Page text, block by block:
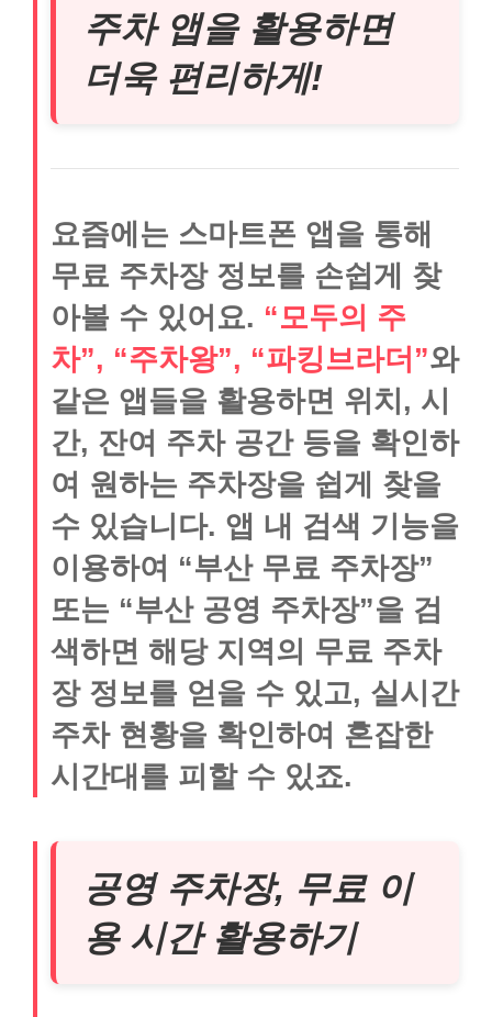
주차 앱을 활용하면
더욱 편리하게!
요즘에는 스마트폰 앱을 통해
무료 주차장 정보를 손쉽게 찾
아볼 수 있어요. “모두의 주
차”, “주차왕”, “파킹브라더”와
같은 앱들을 활용하면 위치, 시
간, 잔여 주차 공간 등을 확인하
여 원하는 주차장을 쉽게 찾을
수 있습니다. 앱 내 검색 기능을
이용하여 “부산 무료 주차장”
또는 “부산 공영 주차장”을 검
색하면 해당 지역의 무료 주차
장 정보를 얻을 수 있고, 실시간
주차 현황을 확인하여 혼잡한
시간대를 피할 수 있죠.
공영 주차장, 무료 이
용 시간 활용하기